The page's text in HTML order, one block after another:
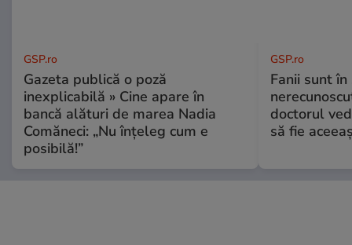
GSP.ro
Gazeta publică o poză
inexplicabilă » Cine apare în
bancă alături de marea Nadia
Comăneci: „Nu înțeleg cum e
posibilă!”
GSP.ro
Fanii sunt în
doctorul
să fie